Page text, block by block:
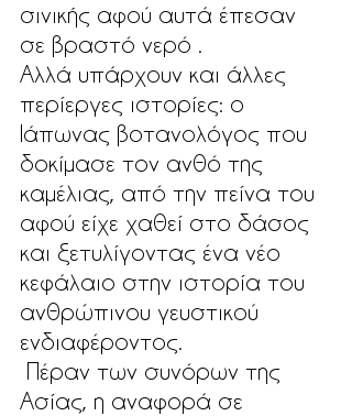
σινικής αφού αυτά έπεσαν
σε βραστό νερό .
Αλλά υπάρχουν και άλλες
περίεργες ιστορίες: ο
Ιάπωνας βοτανολόγος που
δοκίμασε τον ανθό της
καμέλιας, από την πείνα του
αφού είχε χαθεί στο δάσος
και ξετυλίγοντας ένα νέο
κεφάλαιο στην ιστορία του
ανθρώπινου γευστικού
ενδιαφέροντος.
Ασίας, η αναφορά σε